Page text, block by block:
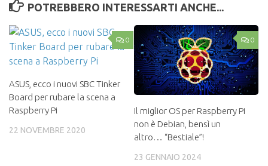
POTREBBERO INTERESSARTI ANCHE...
0
ASUS, ecco i nuovi SBC Tinker
Board per rubare la scena a
Raspberry Pi
22 NOVEMBRE 2020
0
Il miglior OS per Raspberry Pi
non è Debian, bensì un
altro… “Bestiale”!
23 GENNAIO 2024